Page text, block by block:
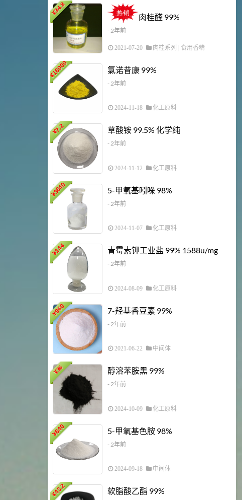
¥
34.8
肉桂醛 99%
- 2年前
2021-07-20 肉桂系列 | 食用香精
¥
18000 氯诺昔康 99%
- 2年前
2024-11-18 化工原料
¥
7.2 草酸铵 99.5% 化学纯
- 2年前
2024-11-12 化工原料
¥
3840 5-甲氧基吲哚 98%
- 2年前
2024-11-07 化工原料
¥
144 青霉素钾工业盐 99% 1588u/mg
- 2年前
2024-08-09 化工原料
¥
960 7-羟基香豆素 99%
- 2年前
2021-06-22 中间体
¥
36 醇溶苯胺黑 99%
- 2年前
2024-10-09 化工原料
¥
840 5-甲氧基色胺 98%
- 2年前
2024-09-18 中间体
¥
43.2 软脂酸乙酯 99%